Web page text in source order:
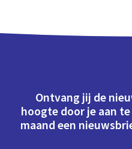
Ontvang jij de
hoogte door je aan
maand een